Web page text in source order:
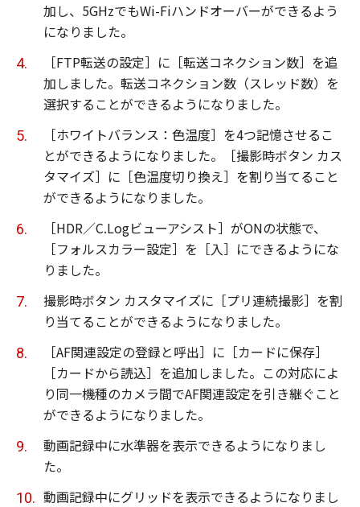
加し、5GHzでもWi-Fiハンドオーバーができるよう
になりました。
［FTP転送の設定］に［転送コネクション数］を追
加しました。転送コネクション数（スレッド数）を
選択することができるようになりました。
［ホワイトバランス：色温度］を4つ記憶させるこ
とができるようになりました。［撮影時ボタン カス
タマイズ］に［色温度切り換え］を割り当てること
ができるようになりました。
［HDR／C.Logビューアシスト］がONの状態で、
［フォルスカラー設定］を［入］にできるようにな
りました。
撮影時ボタン カスタマイズに［プリ連続撮影］を割
り当てることができるようになりました。
［AF関連設定の登録と呼出］に［カードに保存］
［カードから読込］を追加しました。この対応によ
り同一機種のカメラ間でAF関連設定を引き継ぐこと
ができるようになりました。
動画記録中に水準器を表示できるようになりまし
た。
動画記録中にグリッドを表示できるようになりまし